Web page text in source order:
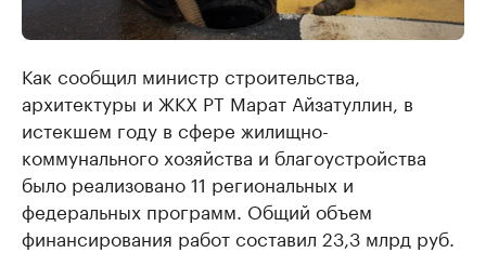
Как сообщил министр строительства,
архитектуры и ЖКХ РТ Марат Айзатуллин, в
истекшем году в сфере жилищно-
коммунального хозяйства и благоустройства
было реализовано 11 региональных и
федеральных программ. Общий объем
финансирования работ составил 23,3 млрд руб.